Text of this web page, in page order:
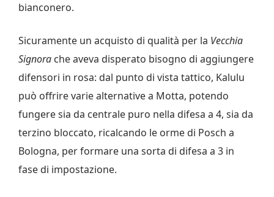
bianconero.
Sicuramente un acquisto di qualità per la Vecchia
Signora che aveva disperato bisogno di aggiungere
difensori in rosa: dal punto di vista tattico, Kalulu
può offrire varie alternative a Motta, potendo
fungere sia da centrale puro nella difesa a 4, sia da
terzino bloccato, ricalcando le orme di Posch a
Bologna, per formare una sorta di difesa a 3 in
fase di impostazione.